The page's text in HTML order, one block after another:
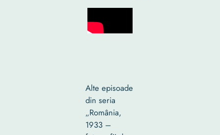
Alte episoade
din seria
„România,
1933 –